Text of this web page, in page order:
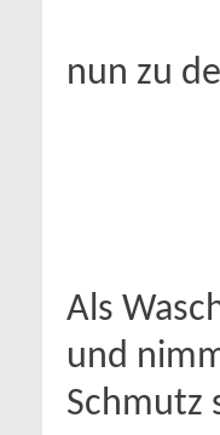
nun zu
Als
und
Schmutz